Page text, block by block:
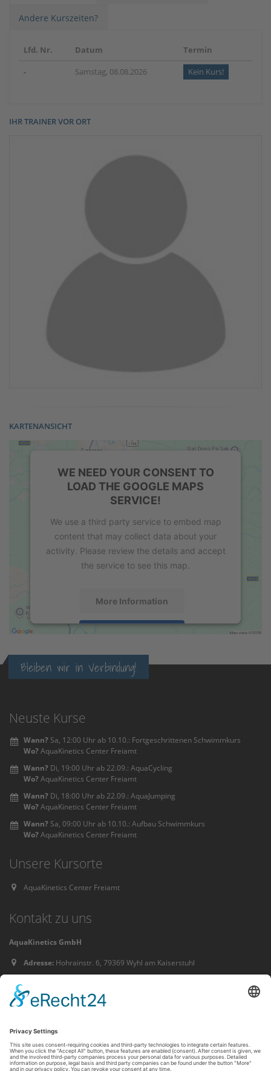
Andere Kurszeiten?
Lfd. Nr. Datum
Termin
-
Samstag, 08.08.2026 Kein Kurs!
IHR TRAINER VOR ORT
KARTENANSICHT
WE NEED YOUR CONSENT TO
LOAD THE GOOGLE MAPS
SERVICE!
We use a third party service to embed map
content that may collect data about your
activity. Please review the details and accept
the service to see this map.
More Information
powered byUsercentrics Consent
Management Platform&eRecht24
Bleiben wir in Verbindung!
Neuste Kurse
Wann? Sa, 12:00 Uhr ab 10.10.: Fortgeschrittenen Schwimmkurs
Wo?AquaKinetics Center Freiamt
Wann? Di, 19:00 Uhr ab 22.09.: AquaCycling
Wo?AquaKinetics Center Freiamt
Wann? Di, 18:00 Uhr ab 22.09.: AquaJumping
Wo?AquaKinetics Center Freiamt
Wann? Sa, 09:00 Uhr ab 10.10.: Aufbau Schwimmkurs
Wo?AquaKinetics Center Freiamt
Unsere Kursorte
AquaKinetics Center Freiamt
Kontakt zu uns
AquaKinetics GmbH
Adresse: Hohrainstr. 6, 79369 Wyhl am Kaiserstuhl